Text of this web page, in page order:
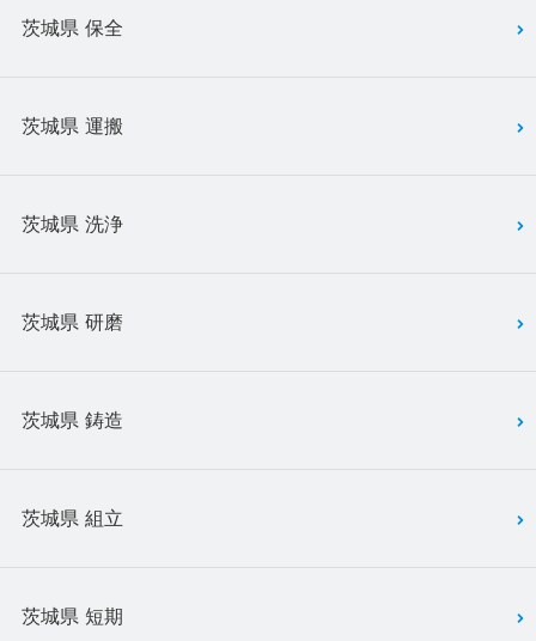
茨城県 保全
茨城県 運搬
茨城県 洗浄
茨城県 研磨
茨城県 鋳造
茨城県 組立
茨城県 短期